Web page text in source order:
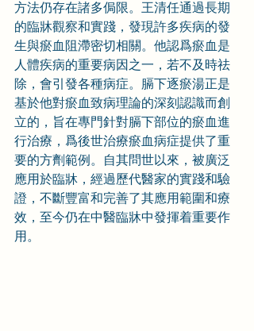
方法仍存在諸多侷限。王清任通過長期
的臨牀觀察和實踐，發現許多疾病的發
生與瘀血阻滯密切相關。他認爲瘀血是
人體疾病的重要病因之一，若不及時祛
除，會引發各種病症。膈下逐瘀湯正是
基於他對瘀血致病理論的深刻認識而創
立的，旨在專門針對膈下部位的瘀血進
行治療，爲後世治療瘀血病症提供了重
要的方劑範例。自其問世以來，被廣泛
應用於臨牀，經過歷代醫家的實踐和驗
證，不斷豐富和完善了其應用範圍和療
效，至今仍在中醫臨牀中發揮着重要作
用。